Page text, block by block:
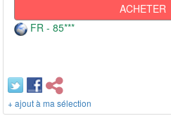
ACHETER
FR - 85***
+ ajout à ma sélection